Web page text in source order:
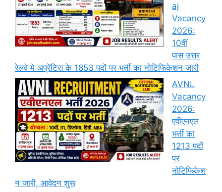
aj
Vacancy
2026:
10वीं
पास उत्तर
रेलवे मे अप्रेंटिस के 1853 पदों पर भर्ती का नोटिफिकेशन जारी
AVNL
Vacancy
2026:
एवीएनएल
भर्ती का
1213 पदों
पर
नोटिफिकेश
न जारी, आवेदन शुरू